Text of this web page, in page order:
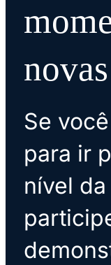
Se
para ir
nível